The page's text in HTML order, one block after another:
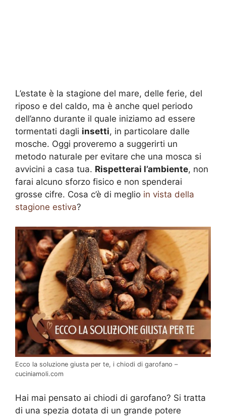
L’estate è la stagione del mare, delle ferie, del
riposo e del caldo, ma è anche quel periodo
dell’anno durante il quale iniziamo ad essere
tormentati dagli insetti, in particolare dalle
mosche. Oggi proveremo a suggerirti un
metodo naturale per evitare che una mosca si
avvicini a casa tua. Rispetterai l’ambiente, non
farai alcuno sforzo fisico e non spenderai
grosse cifre. Cosa c’è di meglio in vista della
stagione estiva?
Ecco la soluzione giusta per te, i chiodi di garofano –
cuciniamoli.com
Hai mai pensato ai chiodi di garofano? Si tratta
di una spezia dotata di un grande potere